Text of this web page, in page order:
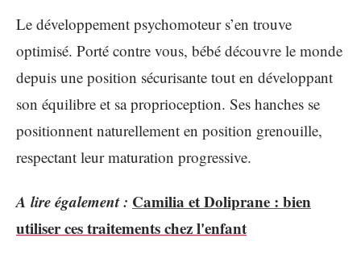
Le développement psychomoteur s’en trouve
optimisé. Porté contre vous, bébé découvre le monde
depuis une position sécurisante tout en développant
son équilibre et sa proprioception. Ses hanches se
positionnent naturellement en position grenouille,
respectant leur maturation progressive.
A lire également : Camilia et Doliprane : bien
utiliser ces traitements chez l'enfant